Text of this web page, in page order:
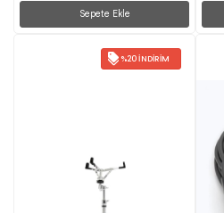
Sepete Ekle
%20 İNDIRIM